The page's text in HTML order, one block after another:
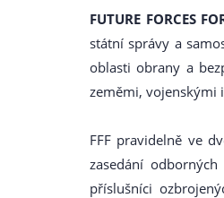
FUTURE FORCES
státní správy a
oblasti obrany a
zeměmi, vojenskými
FFF pravidelně ve
zasedání
příslušníci